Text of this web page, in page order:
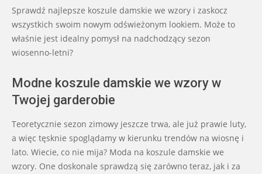
01-
13
Sprawdź najlepsze koszule damskie we wzory i zaskocz
wszystkich swoim nowym odświeżonym lookiem. Może to
właśnie jest idealny pomysł na nadchodzący sezon
wiosenno-letni?
Modne koszule damskie we wzory w
Twojej garderobie
Teoretycznie sezon zimowy jeszcze trwa, ale już prawie luty,
a więc tęsknie spoglądamy w kierunku trendów na wiosnę i
lato. Wiecie, co nie mija? Moda na koszule damskie we
wzory. One doskonale sprawdzą się zarówno teraz, jak i za